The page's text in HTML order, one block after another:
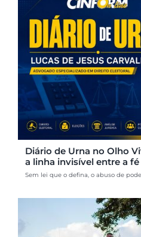
Diário de Urna no Olho
a linha invisível entre a fé
Sem lei que o defina, o abuso de